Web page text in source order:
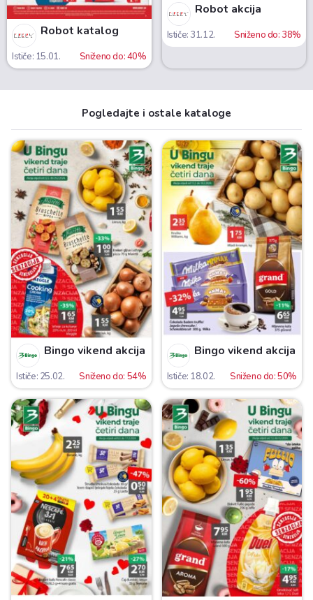
Robot katalog
Ističe: 15.01. Sniženo do: 40%
Robot akcija
Ističe: 31.12. Sniženo do: 38%
Pogledajte i ostale kataloge
Bingo vikend akcija
Ističe: 25.02. Sniženo do: 54%
Bingo vikend akcija
Ističe: 18.02. Sniženo do: 50%